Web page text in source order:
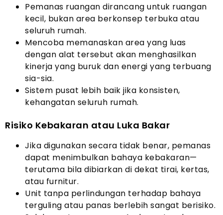
Pemanas ruangan dirancang untuk ruangan
kecil, bukan area berkonsep terbuka atau
seluruh rumah.
Mencoba memanaskan area yang luas
dengan alat tersebut akan menghasilkan
kinerja yang buruk dan energi yang terbuang
sia-sia.
Sistem pusat lebih baik jika konsisten,
kehangatan seluruh rumah.
Risiko Kebakaran atau Luka Bakar
Jika digunakan secara tidak benar, pemanas
dapat menimbulkan bahaya kebakaran—
terutama bila dibiarkan di dekat tirai, kertas,
atau furnitur.
Unit tanpa perlindungan terhadap bahaya
terguling atau panas berlebih sangat berisiko.